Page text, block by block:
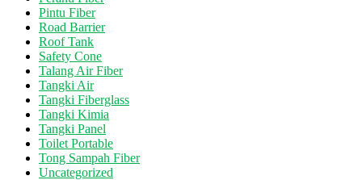
Pintu Fiber
Road Barrier
Roof Tank
Safety Cone
Talang Air Fiber
Tangki Air
Tangki Fiberglass
Tangki Kimia
Tangki Panel
Toilet Portable
Tong Sampah Fiber
Uncategorized